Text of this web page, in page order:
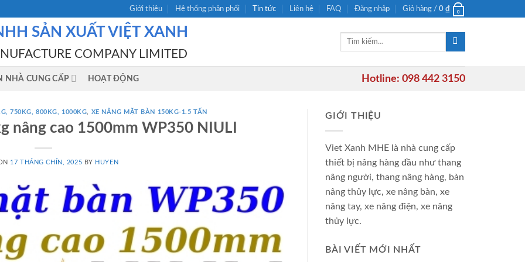
Giới thiệu Hệ thống phân phối Tin tức Liên hệ FAQ Đăng nhập Giỏ hàng / 0 ₫ 0
SẢN XUẤT VIỆT XANH
COMPANY LIMITED
Tìm
NHÀ CUNG CẤP HOẠT ĐỘNG Hotline: 098 442 3150
750KG, 800KG, 1000KG XE NÂNG MẶT BÀN 150KG-1.5 TẤN
nâng cao 1500mm WP350 NIULI
17 THÁNG CHÍN, 2025 BY HUYEN
GIỚI THIỆU
Viet Xanh MHE là nhà cung cấp
thiết bị nâng hàng đầu như thang
nâng người, thang nâng hàng, bàn
nâng thủy lực, xe nâng bàn, xe
nâng tay, xe nâng điện, xe nâng
thủy lực.
BÀI VIẾT MỚI NHẤT